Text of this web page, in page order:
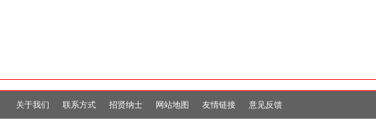
关于我们 联系方式 招贤纳士 网站地图 友情链接 意见反馈